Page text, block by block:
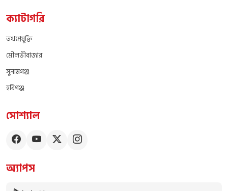
ক্যাটাগরি
তথ্যপ্রযুক্তি
মৌলভীবাজার
সুনামগঞ্জ
হবিগঞ্জ
সোশ্যাল
অ্যাপস